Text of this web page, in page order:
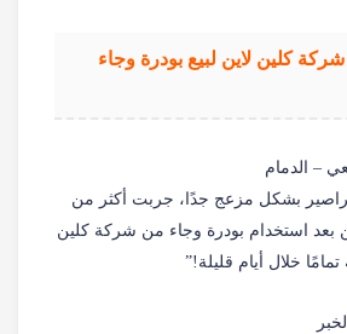
شركة كلين لاين لبيع بودرة وجاء
– الدمام
بشكل مزعج جدًا، جربت أكثر من
بعد استخدام بودرة وجاء من شركة كلين
خلال أيام قليلة!”